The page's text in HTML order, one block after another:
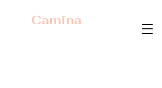
Camina